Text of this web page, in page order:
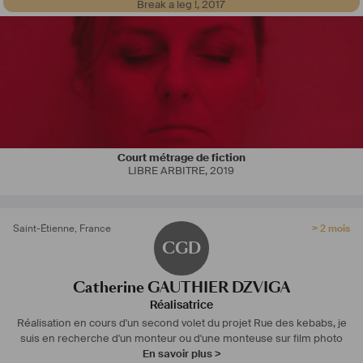
Break a leg !,2017
Court métrage de fiction
LIBRE ARBITRE,2019
Saint-Étienne, France
CGD
> 2 mois
Catherine GAUTHIER DZVIGA
Réalisatrice
Réalisation en cours d'un second volet du projet Rue des kebabs, je
suis en recherche d'un monteur ou d'une monteuse sur film photo
En savoir plus >